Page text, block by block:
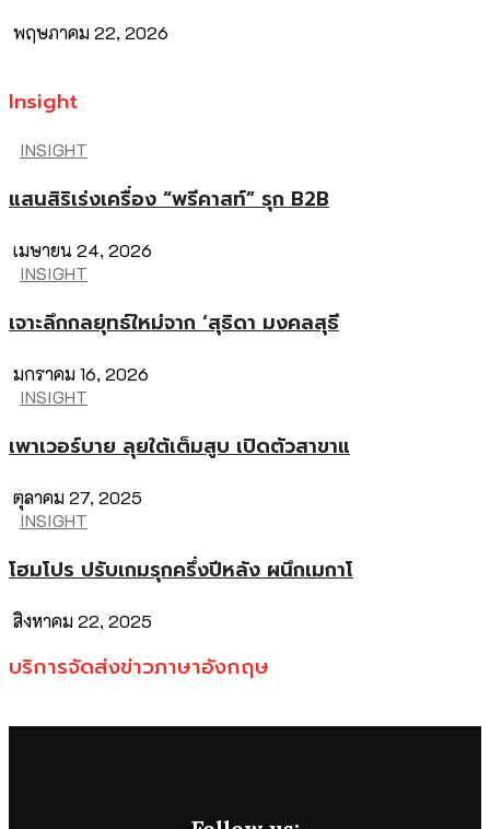
พฤษภาคม 22, 2026
Insight
INSIGHT
แสนสิริเร่งเครื่อง “พรีคาสท์” รุก B2B
เมษายน 24, 2026
INSIGHT
เจาะลึกกลยุทธ์ใหม่จาก ‘สุธิดา มงคลสุธี
มกราคม 16, 2026
INSIGHT
เพาเวอร์บาย ลุยใต้เต็มสูบ เปิดตัวสาขาแ
ตุลาคม 27, 2025
INSIGHT
โฮมโปร ปรับเกมรุกครึ่งปีหลัง ผนึกเมกาโ
สิงหาคม 22, 2025
บริการจัดส่งข่าวภาษาอังกฤษ